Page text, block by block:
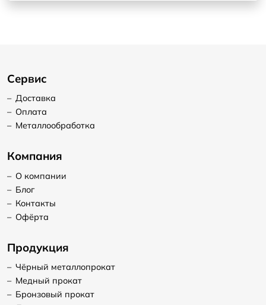
Сервис
– Доставка
– Оплата
– Металлообработка
Компания
– О компании
– Блог
– Контакты
– Офёрта
Продукция
– Чёрный металлопрокат
– Медный прокат
– Бронзовый прокат